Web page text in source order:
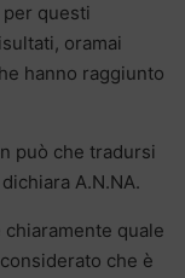
per questi
oramai
hanno raggiunto
può che tradursi
A.N.NA.
chiaramente quale
che è